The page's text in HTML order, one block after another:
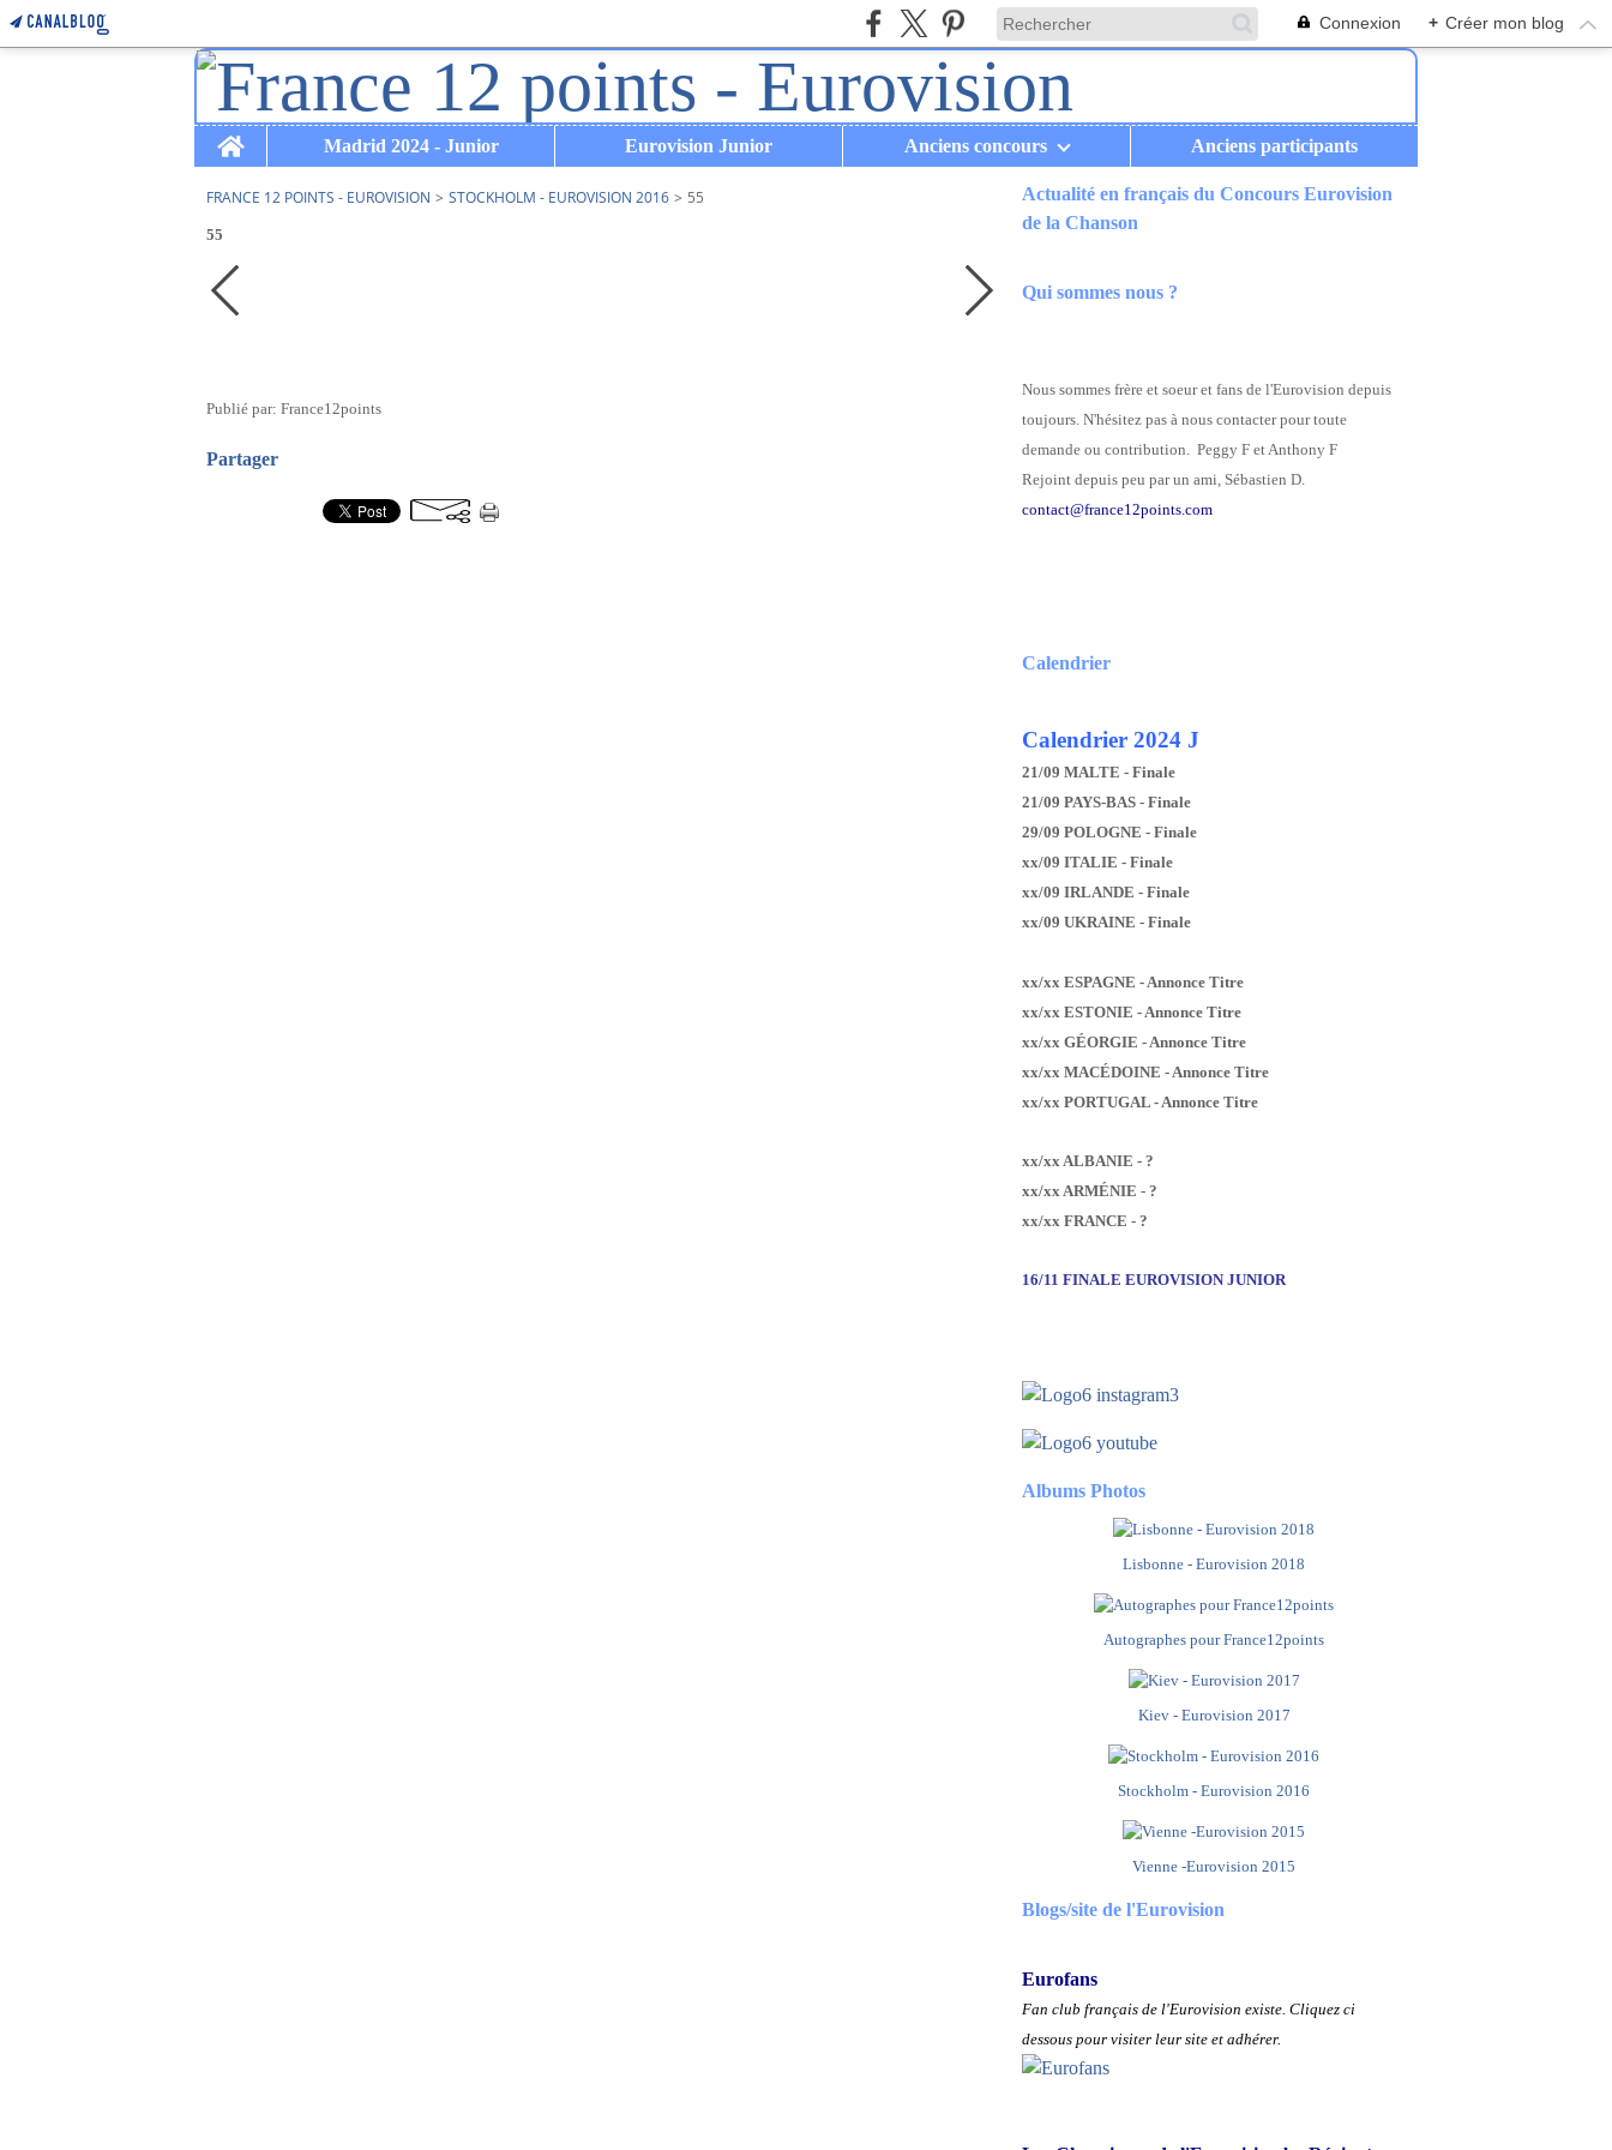
Connexion + Créer mon blog
Home
Madrid 2024 - Junior Eurovision Junior Anciens concours Anciens participants
FRANCE 12 POINTS - EUROVISION > STOCKHOLM - EUROVISION 2016 > 55
55
Publié par: France12points
Partager
Actualité en français du Concours Eurovision
de la Chanson
Qui sommes nous ?
Nous sommes frère et soeur et fans de l'Eurovision depuis
toujours. N'hésitez pas à nous contacter pour toute
demande ou contribution. Peggy F et Anthony F
Rejoint depuis peu par un ami, Sébastien D.
contact@france12points.com
Calendrier
Calendrier 2024 J
21/09 MALTE - Finale
21/09 PAYS-BAS - Finale
29/09 POLOGNE - Finale
xx/09 ITALIE - Finale
xx/09 IRLANDE - Finale
xx/09 UKRAINE - Finale
xx/xx ESPAGNE - Annonce Titre
xx/xx ESTONIE - Annonce Titre
xx/xx GÉORGIE - Annonce Titre
xx/xx MACÉDOINE - Annonce Titre
xx/xx PORTUGAL - Annonce Titre
xx/xx ALBANIE - ?
xx/xx ARMÉNIE - ?
xx/xx FRANCE - ?
16/11 FINALE EUROVISION JUNIOR
Albums Photos
Lisbonne - Eurovision 2018
Autographes pour France12points
Kiev - Eurovision 2017
Stockholm - Eurovision 2016
Vienne -Eurovision 2015
Blogs/site de l'Eurovision
Eurofans
Fan club français de l'Eurovision existe. Cliquez ci
dessous pour visiter leur site et adhérer.